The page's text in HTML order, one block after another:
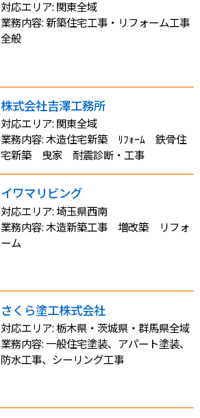
対応エリア: 関東全域
業務内容: 新築住宅工事・リフォーム工事
全般
株式会社吉澤工務所
対応エリア: 関東全域
業務内容: 木造住宅新築 ﾘﾌｫｰﾑ 鉄骨住
宅新築 曳家 耐震診断・工事
イワマリビング
対応エリア: 埼玉県西南
業務内容: 木造新築工事 増改築 リフォ
ーム
さくら塗工株式会社
対応エリア: 栃木県・茨城県・群馬県全域
業務内容: 一般住宅塗装、アパート塗装、
防水工事、シーリング工事